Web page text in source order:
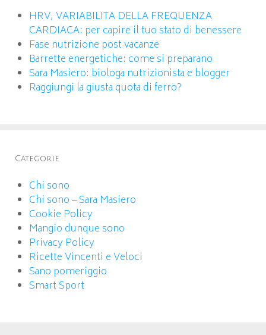
HRV, VARIABILITA DELLA FREQUENZA
CARDIACA: per capire il tuo stato di benessere
Fase nutrizione post vacanze
Barrette energetiche: come si preparano
Sara Masiero: biologa nutrizionista e blogger
Raggiungi la giusta quota di ferro?
Categorie
Chi sono
Chi sono – Sara Masiero
Cookie Policy
Mangio dunque sono
Privacy Policy
Ricette Vincenti e Veloci
Sano pomeriggio
Smart Sport